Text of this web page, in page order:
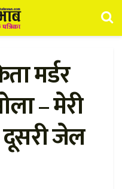
मर्डर
– मेरी
जेल